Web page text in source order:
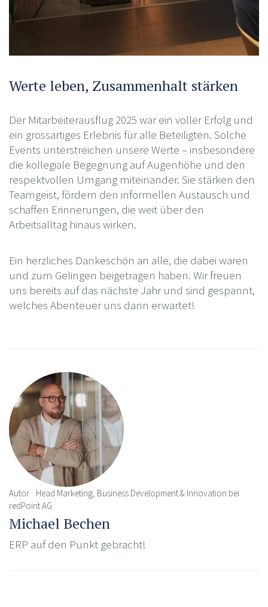
Werte leben, Zusammenhalt stärken
Der Mitarbeiterausflug 2025 war ein voller Erfolg und
ein grossartiges Erlebnis für alle Beteiligten. Solche
Events unterstreichen unsere Werte – insbesondere
die kollegiale Begegnung auf Augenhöhe und den
respektvollen Umgang miteinander. Sie stärken den
Teamgeist, fördern den informellen Austausch und
schaffen Erinnerungen, die weit über den
Arbeitsalltag hinaus wirken.
Ein herzliches Dankeschön an alle, die dabei waren
und zum Gelingen beigetragen haben. Wir freuen
uns bereits auf das nächste Jahr und sind gespannt,
welches Abenteuer uns dann erwartet!
Autor
Head Marketing, Business Development & Innovation bei
redPoint AG
Michael Bechen
ERP auf den Punkt gebracht!